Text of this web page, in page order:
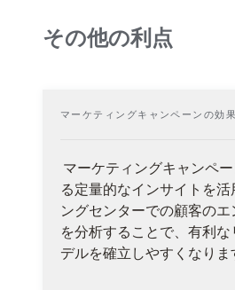
その他の利点
マーケティングキャンペーンの効
マーケティングキャンペ
る定量的なインサイトを
ングセンターでの顧客のエ
を分析することで、有利
デルを確立しやすくなりま